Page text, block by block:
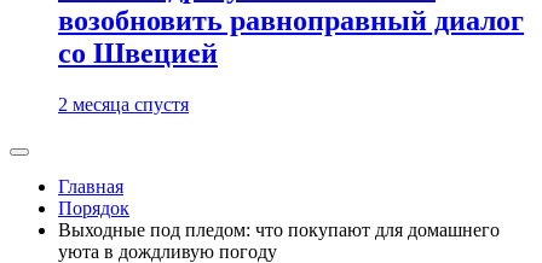
возобновить равноправный диалог
со Швецией
2 месяца спустя
Главная
Порядок
Выходные под пледом: что покупают для домашнего
уюта в дождливую погоду